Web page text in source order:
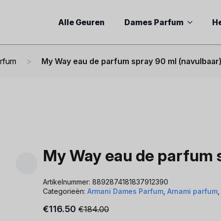
Alle Geuren Dames Parfum
My Way eau de parfum spray 90 ml (navulbaar)
My Way eau de
Artikelnummer:8892874181837912390
Categorieën:Armani Dames Parfum ,Arnami parfum
€184.00
Oorspronkelijke
€116.50
Huidige